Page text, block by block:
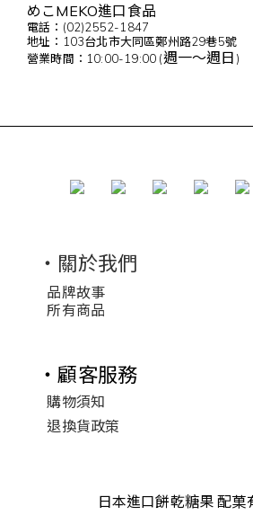
めこMEKO進口食品
電話：(02)2552-1847
地址：103台北市大同區鄭州路29巷5號
營業時間：10:00-19:00 (週一～週日 )
・關於我們
品牌故事
所有商品
・顧客服務
購物須知
退換貨政策
日本進口餅乾糖果 配菓